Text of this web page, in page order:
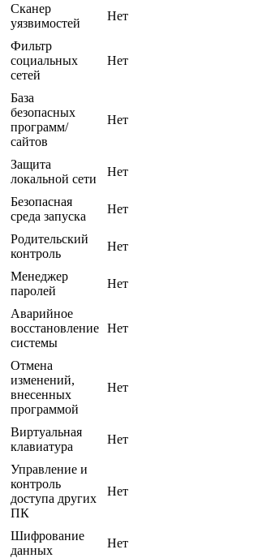
Сканер
уязвимостей
Нет
Фильтр
социальных
сетей
Нет
База
безопасных
программ/
сайтов
Нет
Защита
локальной сети
Нет
Безопасная
среда запуска
Нет
Родительский
контроль
Нет
Менеджер
паролей
Нет
Аварийное
восстановление
системы
Нет
Отмена
изменений,
внесенных
программой
Нет
Виртуальная
клавиатура
Нет
Управление и
контроль
доступа других
ПК
Нет
Шифрование
данных
Нет